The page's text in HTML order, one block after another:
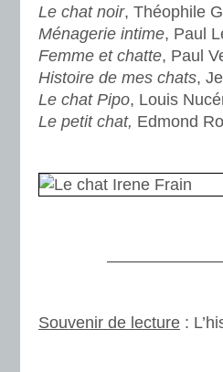
Le chat noir, Théophile
Ménagerie intime, Paul
Femme et chatte, Paul
Histoire de mes chats,
Le chat Pipo, Louis
Le petit chat, Edmond
Souvenir de lecture :